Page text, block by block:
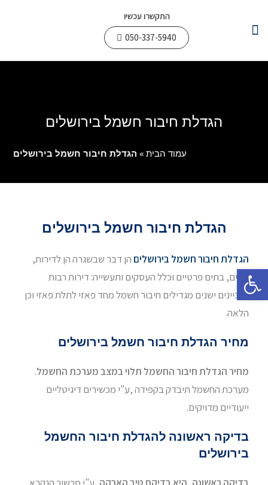
התקשרו עכשיו
050-337-5940
הגדלת חיבור חשמל בירושלים
עמוד הבית» הגדלת חיבור חשמל בירושלים
הגדלת חיבור חשמל בירושלים
הגדלת חיבור חשמל בירושלים הן דבר שבשגרה הן לדירות,
בתים, בתים פרטיים וכלל העסקים ותעשייה: דירות רבות
בבניינים ישנים מגדילים חיבור חשמל מחד פאזי לתלת פאזי וכן
הלאה.
מחיר הגדלת חיבור חשמל בירושלים
מחיר הגדלת חיבור החשמל תלוי במצב מערכת החשמל.
מערכת החשמל תיבדק בקפידה ,ע"י מכשירים דיגיטליים
ייעודיים מדויקים.
בדיקה ראשונה להגדלת חיבור החשמל
בירושלים
פתח סרגל נגישות